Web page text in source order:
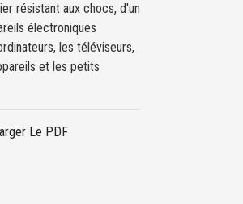
résistant aux chocs, d'un
électroniques
les téléviseurs,
et les petits
Le PDF